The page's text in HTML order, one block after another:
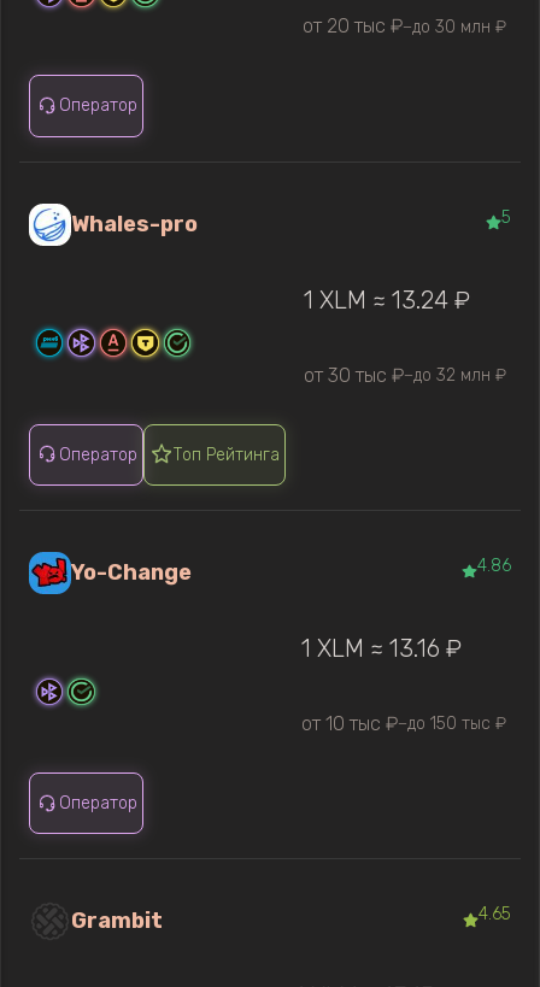
от 20 тыс ₽—до 30 млн ₽
Оператор
Whales-pro 5
1 XLM ≈ 13.24 ₽
от 30 тыс ₽—до 32 млн ₽
Оператор Топ Рейтинга
Yo-Change 4.86
1 XLM ≈ 13.16 ₽
от 10 тыс ₽—до 150 тыс ₽
Оператор
Grambit 4.65